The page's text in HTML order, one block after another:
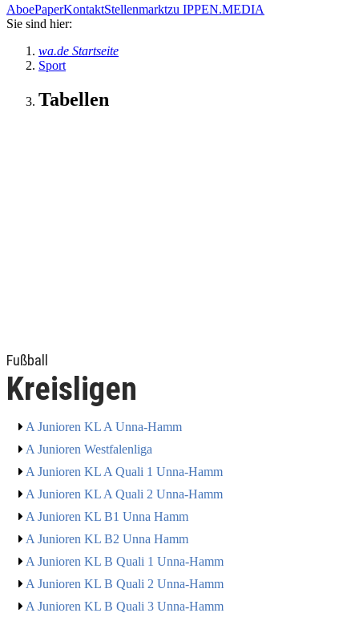
AboePaperKontaktStellenmarktzu IPPEN.MEDIA
Sie sind hier:
wa.de Startseite
Sport
Tabellen
Fußball
Kreisligen
A Junioren KL A Unna-Hamm
A Junioren Westfalenliga
A Junioren KL A Quali 1 Unna-Hamm
A Junioren KL A Quali 2 Unna-Hamm
A Junioren KL B1 Unna Hamm
A Junioren KL B2 Unna Hamm
A Junioren KL B Quali 1 Unna-Hamm
A Junioren KL B Quali 2 Unna-Hamm
A Junioren KL B Quali 3 Unna-Hamm